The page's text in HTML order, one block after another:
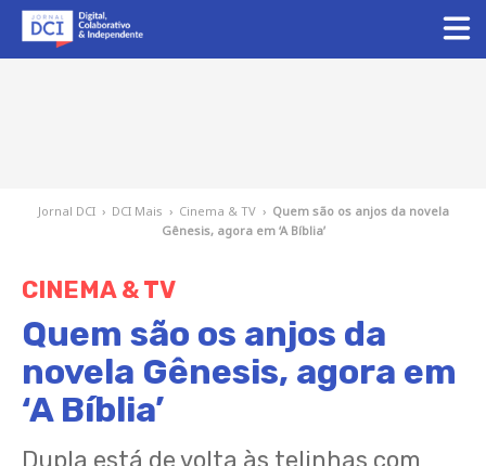
Jornal DCI › DCI Mais › Cinema & TV › Quem são os anjos da novela
Gênesis, agora em ‘A Bíblia’
CINEMA & TV
Quem são os anjos da
novela Gênesis, agora em
‘A Bíblia’
Dupla está de volta às telinhas com